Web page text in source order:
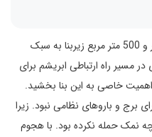
این بنای تاریخی با وسعتی بالغ بر 3 هزار و 500 متر مربع زیربنا به سبک
مسیر راه ارتباطی ابریشم برای
خاصی به این بنا بخشید.
برج و باروهای نظامی نبود. زیرا
نمک حمله نکرده بود. با هجوم